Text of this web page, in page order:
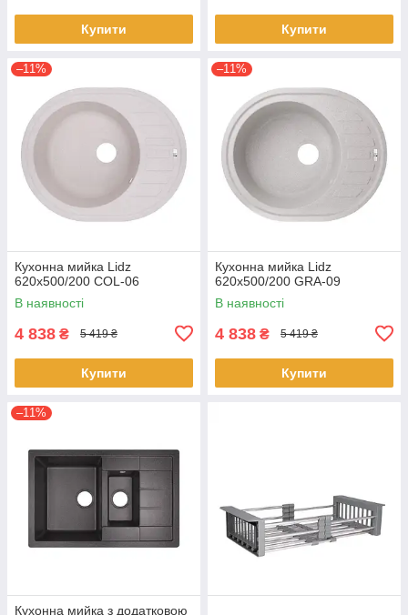
Купити Купити
–11%
Кухонна мийка Lidz
620x500/200 COL-06
В наявності
4 838 ₴ 5 419 ₴
Купити
–11%
Кухонна мийка Lidz
620x500/200 GRA-09
В наявності
4 838 ₴ 5 419 ₴
Купити
–11%
Кухонна мийка з додатковою